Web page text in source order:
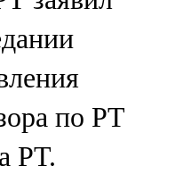
по РТ
РТ.